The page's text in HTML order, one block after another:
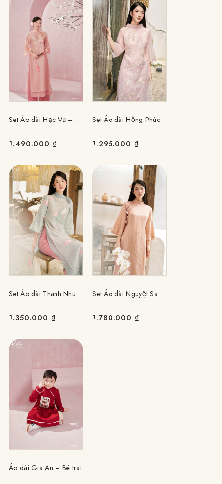
Set Áo dài Hạc Vũ – Hồng
1.490.000 ₫
Set Áo dài Hồng Phúc
1.295.000 ₫
Set Áo dài Thanh Nhu
1.350.000 ₫
Set Áo dài Nguyệt Sa
1.780.000 ₫
Áo dài Gia An – Bé trai